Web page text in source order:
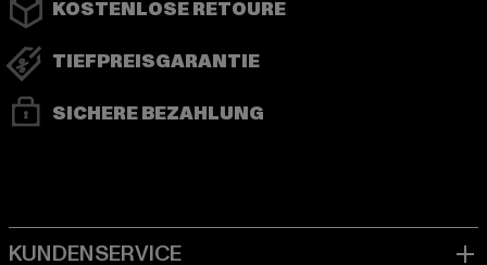
KOSTENLOSE RETOURE
TIEFPREISGARANTIE
SICHERE BEZAHLUNG